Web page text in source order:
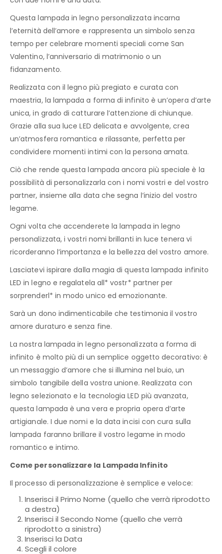
Questa lampada in legno personalizzata incarna
l’eternità dell’amore e rappresenta un simbolo senza
tempo per celebrare momenti speciali come San
Valentino, l’anniversario di matrimonio o un
fidanzamento.
Realizzata con il legno più pregiato e curata con
maestria, la lampada a forma di infinito è un’opera d’arte
unica, in grado di catturare l’attenzione di chiunque.
Grazie alla sua luce LED delicata e avvolgente, crea
un’atmosfera romantica e rilassante, perfetta per
condividere momenti intimi con la persona amata.
Ciò che rende questa lampada ancora più speciale è la
possibilità di personalizzarla con i nomi vostri e del vostro
partner, insieme alla data che segna l’inizio del vostro
legame.
Ogni volta che accenderete la lampada in legno
personalizzata, i vostri nomi brillanti in luce tenera vi
ricorderanno l’importanza e la bellezza del vostro amore.
Lasciatevi ispirare dalla magia di questa lampada infinito
LED in legno e regalatela all* vostr* partner per
sorprenderl* in modo unico ed emozionante.
Sarà un dono indimenticabile che testimonia il vostro
amore duraturo e senza fine.
La nostra lampada in legno personalizzata a forma di
infinito è molto più di un semplice oggetto decorativo: è
un messaggio d’amore che si illumina nel buio, un
simbolo tangibile della vostra unione. Realizzata con
legno selezionato e la tecnologia LED più avanzata,
questa lampada è una vera e propria opera d’arte
artigianale. I due nomi e la data incisi con cura sulla
lampada faranno brillare il vostro legame in modo
romantico e intimo.
Come personalizzare la Lampada Infinito
Il processo di personalizzazione è semplice e veloce:
Inserisci il Primo Nome (quello che verrà riprodotto
a destra)
Inserisci il Secondo Nome (quello che verrà
riprodotto a sinistra)
Inserisci la Data
Scegli il colore